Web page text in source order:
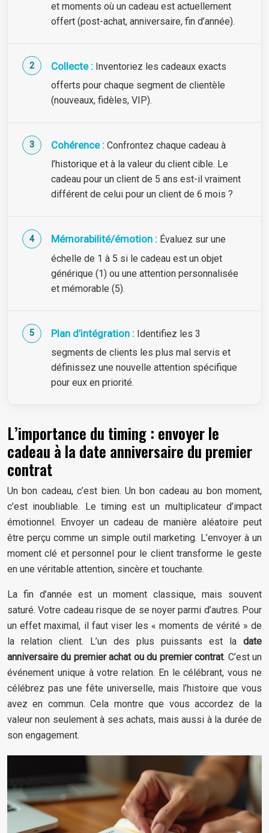
et moments où un cadeau est actuellement
offert (post-achat, anniversaire, fin d’année).
Collecte : Inventoriez les cadeaux exacts
offerts pour chaque segment de clientèle
(nouveaux, fidèles, VIP).
Cohérence : Confrontez chaque cadeau à
l’historique et à la valeur du client cible. Le
cadeau pour un client de 5 ans est-il vraiment
différent de celui pour un client de 6 mois ?
Mémorabilité/émotion : Évaluez sur une
échelle de 1 à 5 si le cadeau est un objet
générique (1) ou une attention personnalisée
et mémorable (5).
Plan d’intégration : Identifiez les 3
segments de clients les plus mal servis et
définissez une nouvelle attention spécifique
pour eux en priorité.
L’importance du timing : envoyer le
cadeau à la date anniversaire du premier
contrat
Un bon cadeau, c’est bien. Un bon cadeau au bon moment,
c’est inoubliable. Le timing est un multiplicateur d’impact
émotionnel. Envoyer un cadeau de manière aléatoire peut
être perçu comme un simple outil marketing. L’envoyer à un
moment clé et personnel pour le client transforme le geste
en une véritable attention, sincère et touchante.
La fin d’année est un moment classique, mais souvent
saturé. Votre cadeau risque de se noyer parmi d’autres. Pour
un effet maximal, il faut viser les « moments de vérité » de
la relation client. L’un des plus puissants est la date
anniversaire du premier achat ou du premier contrat. C’est un
événement unique à votre relation. En le célébrant, vous ne
célébrez pas une fête universelle, mais l’histoire que vous
avez en commun. Cela montre que vous accordez de la
valeur non seulement à ses achats, mais aussi à la durée de
son engagement.